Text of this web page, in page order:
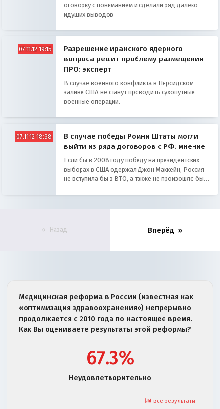
оговорку с пониманием и сделали ряд далеко
идущих выводов
07.11.12 19:15
Разрешение иранского ядерного
вопроса решит проблему размещения
ПРО: эксперт
В случае военного конфликта в Персидском
заливе США не станут проводить сухопутные
военные операции.
07.11.12 18:38
В случае победы Ромни Штаты могли
выйти из ряда договоров с РФ: мнение
Если бы в 2008 году победу на президентских
выборах в США одержал Джон Маккейн, Россия
не вступила бы в ВТО, а также не произошло бы
Назад Вперёд
Медицинская реформа в России (известная как
«оптимизация здравоохранения») непрерывно
продолжается с 2010 года по настоящее время.
Как Вы оцениваете результаты этой реформы?
67.3%
Неудовлетворительно
все результаты